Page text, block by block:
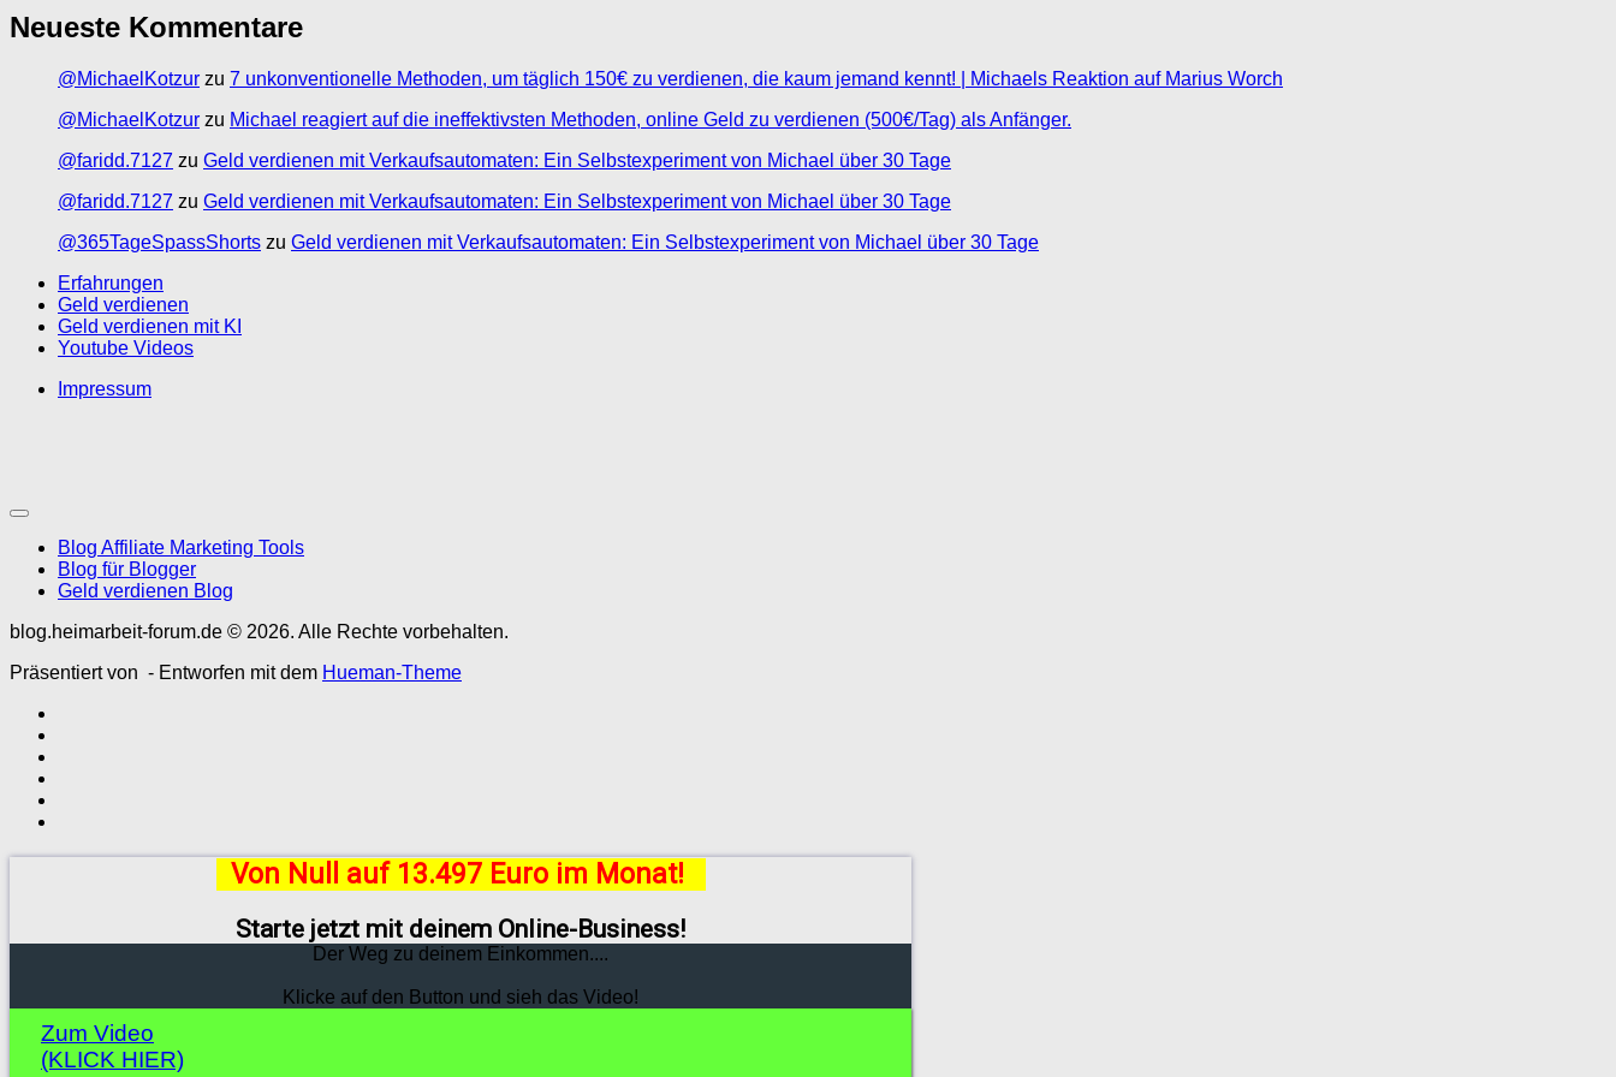
Neueste Kommentare
@MichaelKotzur zu 7 unkonventionelle Methoden, um täglich 150€ zu verdienen, die kaum jemand kennt! | Michaels Reaktion auf Marius Worch
@MichaelKotzur zu Michael reagiert auf die ineffektivsten Methoden, online Geld zu verdienen (500€/Tag) als Anfänger.
@faridd.7127 zu Geld verdienen mit Verkaufsautomaten: Ein Selbstexperiment von Michael über 30 Tage
@faridd.7127 zu Geld verdienen mit Verkaufsautomaten: Ein Selbstexperiment von Michael über 30 Tage
@365TageSpassShorts zu Geld verdienen mit Verkaufsautomaten: Ein Selbstexperiment von Michael über 30 Tage
Erfahrungen
Geld verdienen
Geld verdienen mit KI
Youtube Videos
Impressum
Blog Affiliate Marketing Tools
Blog für Blogger
Geld verdienen Blog
blog.heimarbeit-forum.de © 2026. Alle Rechte vorbehalten.
Präsentiert von - Entworfen mit dem Hueman-Theme
Von Null auf 13.497 Euro im Monat!
Starte jetzt mit deinem Online-Business!
Der Weg zu deinem Einkommen....
Klicke auf den Button und sieh das Video!
Zum Video
(KLICK HIER)